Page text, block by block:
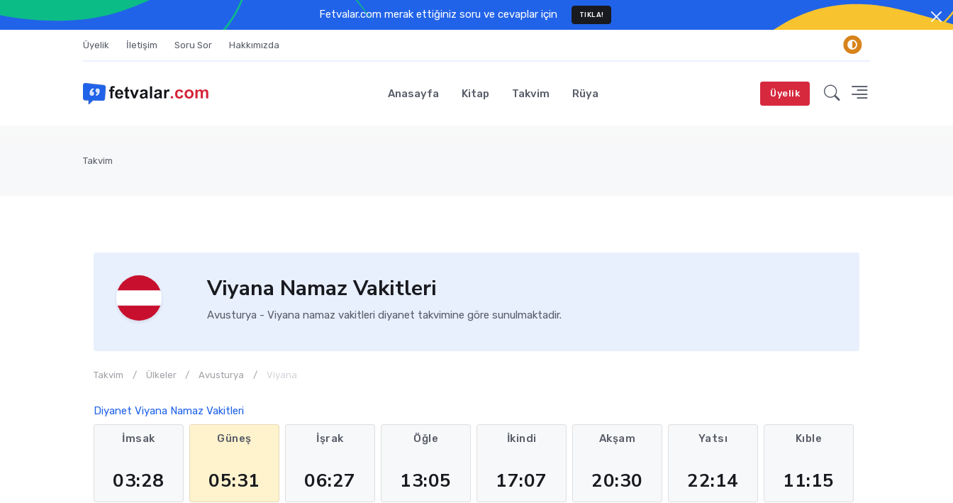
Fetvalar.com merak ettiğiniz soru ve cevaplar için TIKLA!
Üyelik İletişim Soru Sor Hakkımızda
Anasayfa Kitap Takvim Rüya Üyelik
Takvim
Viyana Namaz Vakitleri
Avusturya - Viyana namaz vakitleri diyanet takvimine göre sunulmaktadir.
Takvim Ülkeler Avusturya Viyana
Diyanet Viyana Namaz Vakitleri
İmsak
03:28
Güneş
05:31
İşrak
06:27
Öğle
13:05
İkindi
17:07
Akşam
20:30
Yatsı
22:14
Kıble
11:15